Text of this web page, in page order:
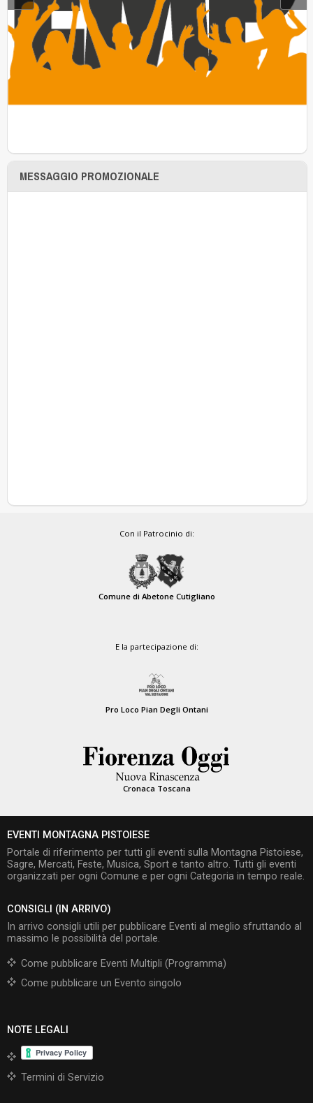
MESSAGGIO PROMOZIONALE
Con il Patrocinio di:
Comune di Abetone Cutigliano
E la partecipazione di:
Pro Loco Pian Degli Ontani
Cronaca Toscana
EVENTI MONTAGNA PISTOIESE
Portale di riferimento per tutti gli eventi sulla Montagna Pistoiese,
Sagre, Mercati, Feste, Musica, Sport e tanto altro. Tutti gli eventi
organizzati per ogni Comune e per ogni Categoria in tempo reale.
CONSIGLI (IN ARRIVO)
In arrivo consigli utili per pubblicare Eventi al meglio sfruttando al
massimo le possibilità del portale.
Come pubblicare Eventi Multipli (Programma)
Come pubblicare un Evento singolo
NOTE LEGALI
Termini di Servizio